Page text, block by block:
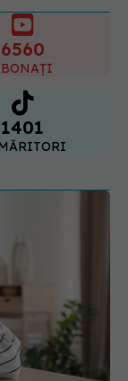
1401
vârstnice,
alarmă